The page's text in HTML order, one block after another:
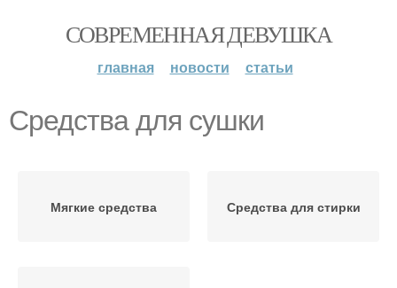
СОВРЕМЕННАЯ ДЕВУШКА
главная новости статьи
Средства для сушки
Мягкие средства Средства для стирки